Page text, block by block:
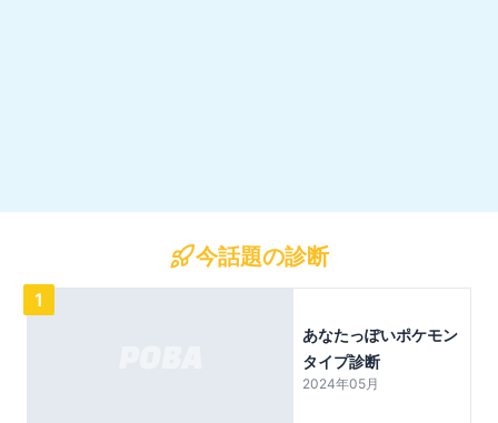
今話題の診断
1
あなたっぽいポケモン
タイプ診断
2024年05月